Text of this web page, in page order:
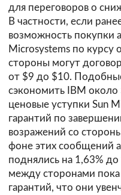
для переговоров о
В частности, если
возможность покупки
Microsystems по курсу
стороны могут
от $9 до $10.
сэкономить IBM
ценовые уступки Sun
гарантий по
возражений со
фоне этих сообщений
поднялись на 1,63%
между сторонами пока
гарантий, что они